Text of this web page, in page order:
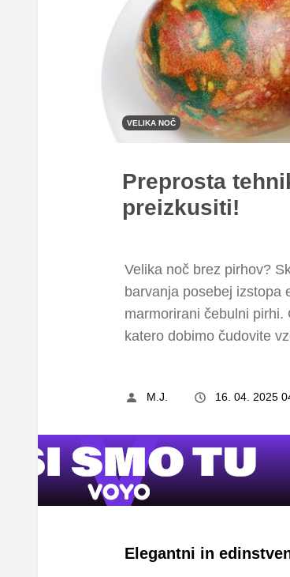
VELIKA NOČ
Preprosta
preizkusiti!
Velika noč brez pirhov?
barvanja posebej izstopa
marmorirani čebulni
katero dobimo čudovite
M.J. 16. 04. 2025
Elegantni in